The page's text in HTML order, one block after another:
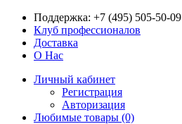
Поддержка: +7 (495) 505-50-09
Клуб профессионалов
Доставка
О Нас
Личный кабинет
Регистрация
Авторизация
Любимые товары (0)